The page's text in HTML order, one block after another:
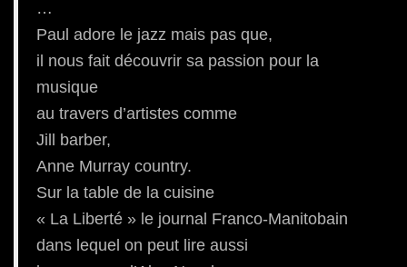
…
Paul adore le jazz mais pas que,
il nous fait découvrir sa passion pour la
musique
au travers d’artistes comme
Jill barber,
Anne Murray country.
Sur la table de la cuisine
« La Liberté » le journal Franco-Manitobain
dans lequel on peut lire aussi